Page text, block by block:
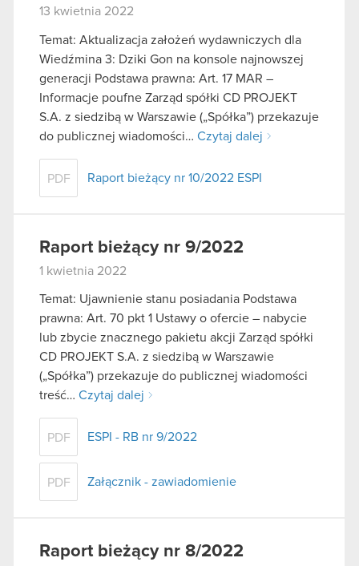
13 kwietnia 2022
Temat: Aktualizacja założeń wydawniczych dla
Wiedźmina 3: Dziki Gon na konsole najnowszej
generacji Podstawa prawna: Art. 17 MAR –
Informacje poufne Zarząd spółki CD PROJEKT
S.A. z siedzibą w Warszawie („Spółka”) przekazuje
do publicznej wiadomości… Czytaj dalej
PDF Raport bieżący nr 10/2022 ESPI
Raport bieżący nr 9/2022
1 kwietnia 2022
Temat: Ujawnienie stanu posiadania Podstawa
prawna: Art. 70 pkt 1 Ustawy o ofercie – nabycie
lub zbycie znacznego pakietu akcji Zarząd spółki
CD PROJEKT S.A. z siedzibą w Warszawie
(„Spółka”) przekazuje do publicznej wiadomości
treść… Czytaj dalej
PDF ESPI - RB nr 9/2022
PDF Załącznik - zawiadomienie
Raport bieżący nr 8/2022